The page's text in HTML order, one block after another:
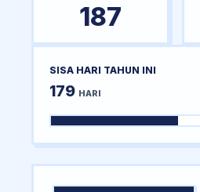
187
SISA HARI TAHUN INI
179 HARI